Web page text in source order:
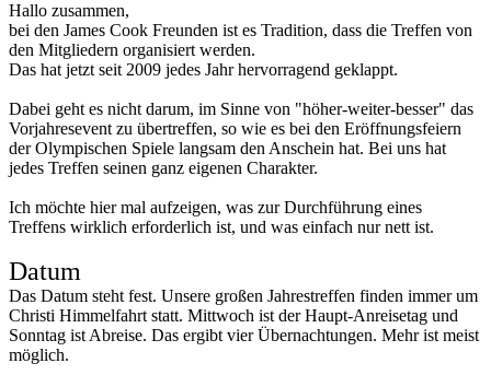
Hallo zusammen,
bei den James Cook Freunden ist es Tradition, dass die Treffen von
den Mitgliedern organisiert werden.
Das hat jetzt seit 2009 jedes Jahr hervorragend geklappt.
Dabei geht es nicht darum, im Sinne von "höher-weiter-besser" das
Vorjahresevent zu übertreffen, so wie es bei den Eröffnungsfeiern
der Olympischen Spiele langsam den Anschein hat. Bei uns hat
jedes Treffen seinen ganz eigenen Charakter.
Ich möchte hier mal aufzeigen, was zur Durchführung eines
Treffens wirklich erforderlich ist, und was einfach nur nett ist.
Datum
Das Datum steht fest. Unsere großen Jahrestreffen finden immer um
Christi Himmelfahrt statt. Mittwoch ist der Haupt-Anreisetag und
Sonntag ist Abreise. Das ergibt vier Übernachtungen. Mehr ist meist
möglich.